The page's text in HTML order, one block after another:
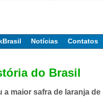
Notícias Contatos
do Brasil
a maior safra de laranja de